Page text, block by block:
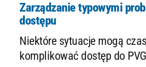
Zarządzanie typowymi
dostępu
Niektóre sytuacje mogą
komplikować dostęp do